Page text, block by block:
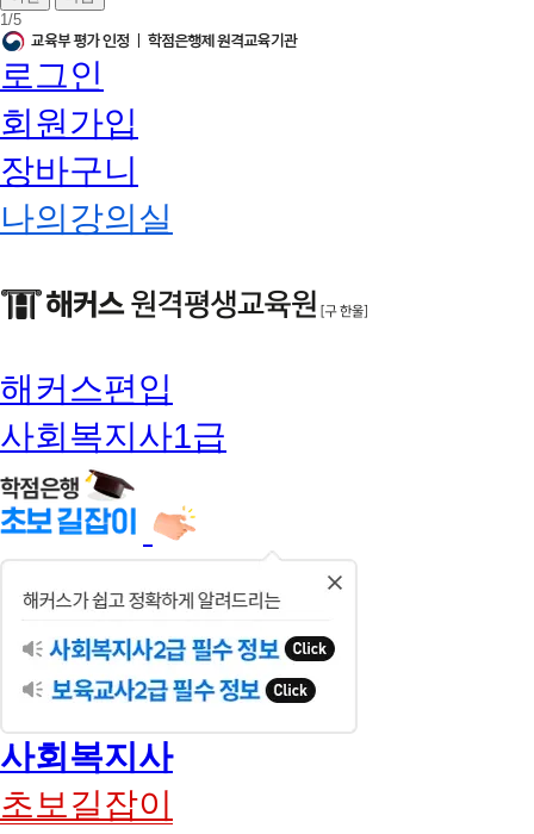
1/5
로그인
회원가입
장바구니
나의강의실
해커스편입
사회복지사1급
사회복지사
초보길잡이